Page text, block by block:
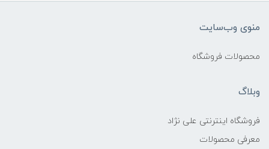
منوی وب‌سایت
محصولات فروشگاه
وبلاگ
فروشگاه اینترنتی علی نژاد
معرفی محصولات